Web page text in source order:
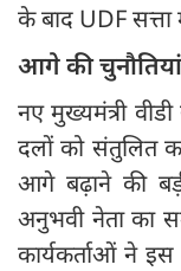
के बाद UDF
आगे की चुनौतियां
नए मुख्यमंत्री
दलों को संतुलित
आगे बढ़ाने की
अनुभवी नेता का
कार्यकर्ताओं ने